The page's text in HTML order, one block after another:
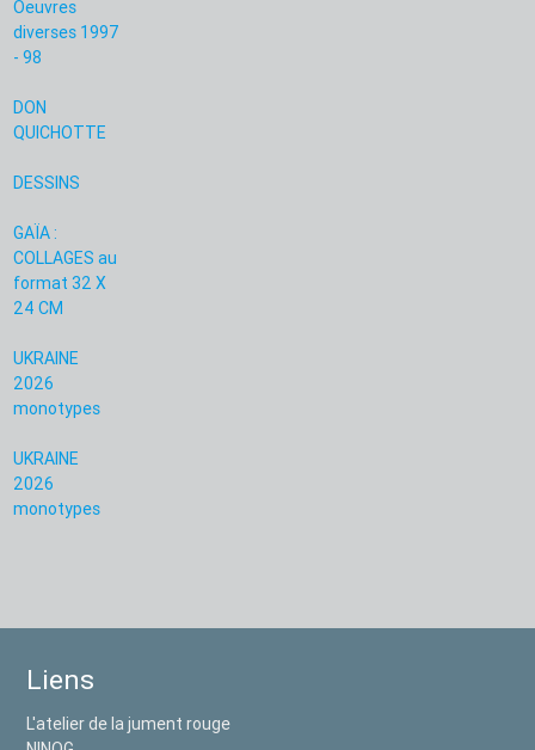
Oeuvres
diverses 1997
- 98
DON
QUICHOTTE
DESSINS
GAÏA :
COLLAGES au
format 32 X
24 CM
UKRAINE
2026
monotypes
UKRAINE
2026
monotypes
Liens
L'atelier de la jument rouge